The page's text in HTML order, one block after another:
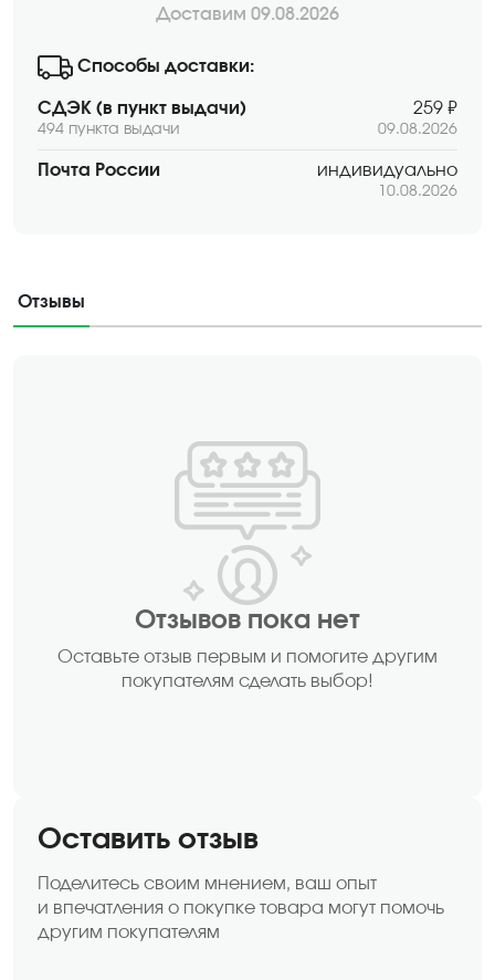
Доставим 09.08.2026
Способы доставки:
СДЭК (в пункт выдачи)
494 пункта выдачи
259 ₽
09.08.2026
Почта России индивидуально
10.08.2026
Отзывы
Отзывов пока нет
Оставьте отзыв первым и помогите другим
покупателям сделать выбор!
Оставить отзыв
Поделитесь своим мнением, ваш опыт
и впечатления о покупке товара могут помочь
другим покупателям